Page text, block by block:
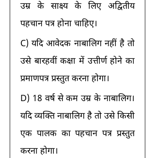
उम्र के साक्ष्य के लिए अद्वितीय
पहचान पत्र होना चाहिए।
C) यदि आवेदक नाबालिग नहीं है तो
उसे बारहवीं कक्षा में उत्तीर्ण होने का
प्रमाणपत्र प्रस्तुत करना होगा।
D) 18 वर्ष से कम उम्र के नाबालिग।
यदि व्यक्ति नाबालिग है तो उसे किसी
एक पालक का पहचान पत्र प्रस्तुत
करना होगा।